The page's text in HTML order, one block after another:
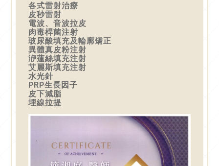
各式雷射治療
皮秒雷射
電波、音波拉皮
肉毒桿菌注射
玻尿酸填充及輪廓矯正
異體真皮粉注射
洢蓮絲填充注射
艾麗斯填充注射
水光針
PRP生長因子
皮下減脂
埋線拉提